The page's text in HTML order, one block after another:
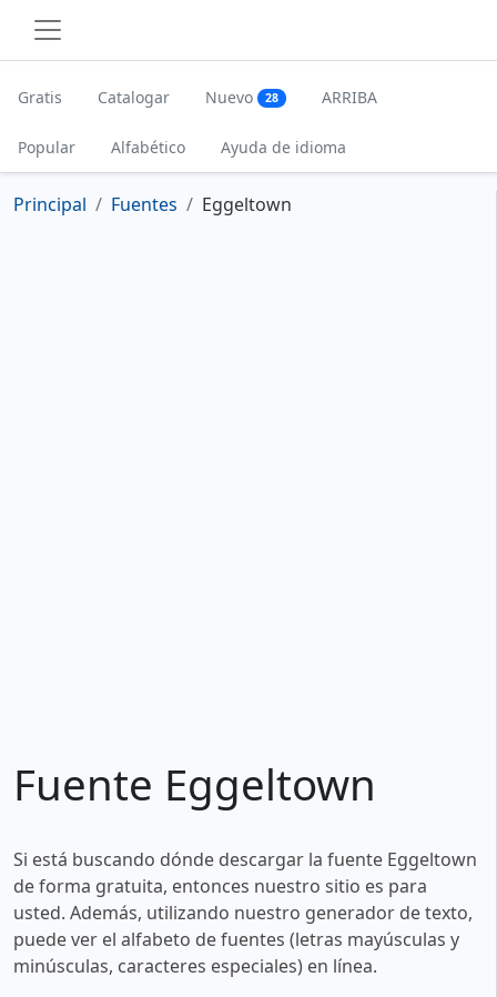
Gratis Catalogar Nuevo 28 ARRIBA
Popular Alfabético Ayuda de idioma
Principal Fuentes Eggeltown
Fuente Eggeltown
Si está buscando dónde descargar la fuente Eggeltown
de forma gratuita, entonces nuestro sitio es para
usted. Además, utilizando nuestro generador de texto,
puede ver el alfabeto de fuentes (letras mayúsculas y
minúsculas, caracteres especiales) en línea.